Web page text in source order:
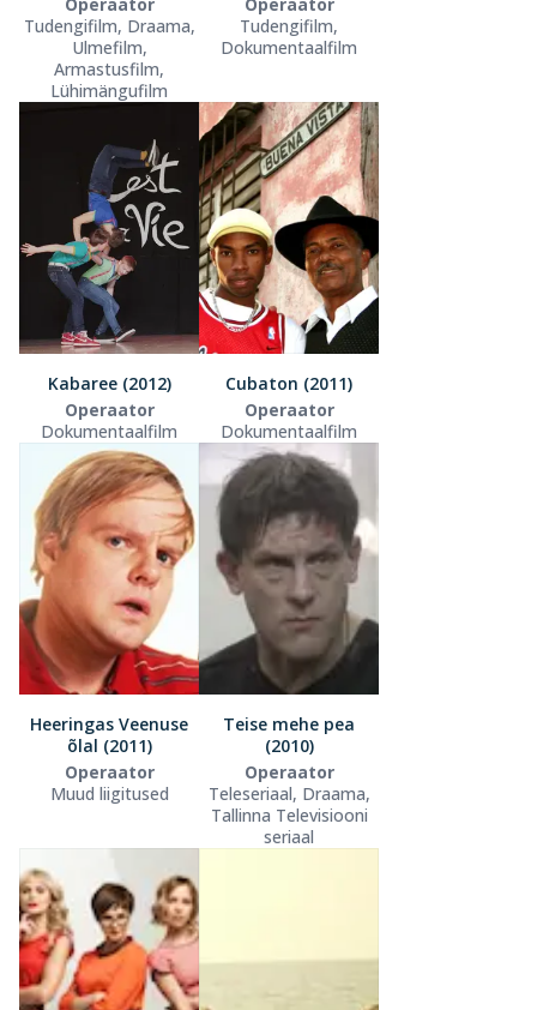
Tudengifilm, Draama,
Ulmefilm,
Armastusfilm,
Lühimängufilm
Tudengifilm,
Dokumentaalfilm
Kabaree (2012)
Operaator
Dokumentaalfilm
Cubaton (2011)
Operaator
Dokumentaalfilm
Heeringas Veenuse
õlal (2011)
Operaator
Muud liigitused
Teise mehe pea
(2010)
Operaator
Teleseriaal, Draama,
Tallinna Televisiooni
seriaal